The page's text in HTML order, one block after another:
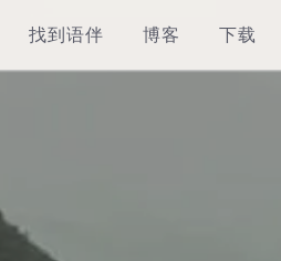
找到语伴 博客 下载